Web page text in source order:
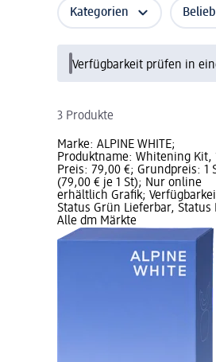
Kategorien
Verfügbarkeit prüfen in
3 Produkte
Marke: ALPINE WHITE;
Produktname: Whitening Kit,
Preis: 79,00 €; Grundpreis: 1
(79,00 € je 1 St); Nur online
erhältlich Grafik;
Status Grün Lieferbar, Status
Alle dm Märkte